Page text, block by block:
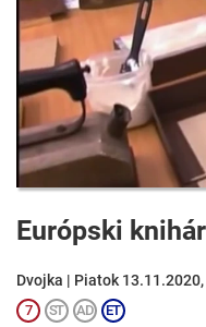
Európski
Dvojka | Piatok 13.11.2020,